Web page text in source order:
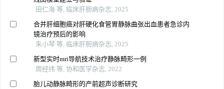
田仁海 等, 临床肝胆病杂志, 2025
合并肝细胞癌对肝硬化食管胃静脉曲张出血患者急诊内
镜治疗预后的影响
朱小琴 等, 临床肝胆病杂志, 2025
新型实时mri导航技术治疗静脉畸形一例
周经纬 等, 协和医学杂志, 2022
胎儿动静脉畸形的产前超声诊断研究